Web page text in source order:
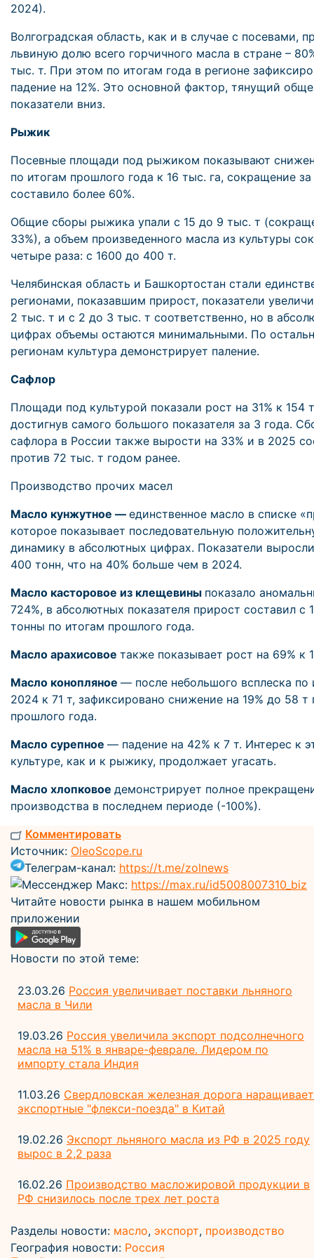
2024).
Волгоградская область, как и в случае с посевами,
львиную долю всего горчичного масла в стране –
тыс. т. При этом по итогам года в регионе
падение на 12%. Это основной фактор, тянущий
показатели вниз.
Рыжик
Посевные площади под рыжиком показывают
по итогам прошлого года к 16 тыс. га, сокращение
составило более 60%.
Общие сборы рыжика упали с 15 до 9 тыс. т
33%), а объем произведенного масла из культуры
четыре раза: с 1600 до 400 т.
Челябинская область и Башкортостан стали
регионами, показавшим прирост, показатели
2 тыс. т и с 2 до 3 тыс. т соответственно, но в
цифрах объемы остаются минимальными. По
регионам культура демонстрирует паление.
Сафлор
Площади под культурой показали рост на 31% к 154
достигнув самого большого показателя за 3 года.
сафлора в России также вырости на 33% и в 2025
против 72 тыс. т годом ранее.
Производство прочих масел
Масло кунжутное — единственное масло в списке
которое показывает последовательную
динамику в абсолютных цифрах. Показатели
400 тонн, что на 40% больше чем в 2024.
Масло касторовое из клещевины показало
724%, в абсолютных показателя прирост составил с
тонны по итогам прошлого года.
Масло арахисовое также показывает рост на 69% к
Масло конопляное — после небольшого всплеска по
2024 к 71 т, зафиксировано снижение на 19% до 58 т
прошлого года.
Масло сурепное — падение на 42% к 7 т. Интерес к
культуре, как и к рыжику, продолжает угасать.
Масло хлопковое демонстрирует полное
производства в последнем периоде (-100%).
Комментировать
Источник: OleoScope.ru
Телеграм-канал: https://t.me/zolnews
Мессенджер Макс: https://max.ru/id5008007310_biz
Читайте новости рынка в нашем мобильном
приложении
Новости по этой теме:
23.03.26 Россия увеличивает поставки льняного
масла в Чили
19.03.26 Россия увеличила экспорт подсолнечного
масла на 51% в январе-феврале. Лидером по
импорту стала Индия
11.03.26 Свердловская железная дорога наращивает
экспортные "флекси-поезда" в Китай
19.02.26 Экспорт льняного масла из РФ в 2025 году
вырос в 2,2 раза
16.02.26 Производство масложировой продукции в
РФ снизилось после трех лет роста
Разделы новости: масло, экспорт, производство
География новости: Россия